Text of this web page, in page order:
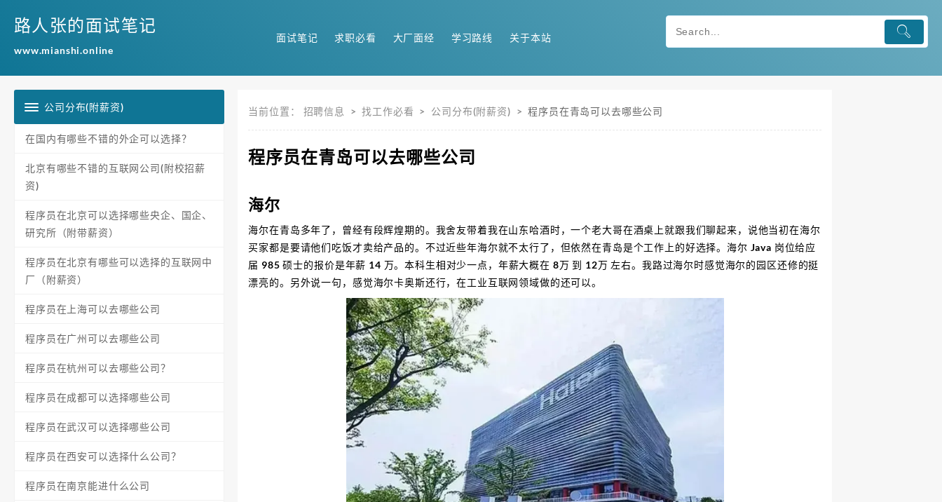
路人张的面试笔记
www.mianshi.online
面试笔记 求职必看 大厂面经 学习路线 关于本站
公司分布(附薪资)
在国内有哪些不错的外企可以选择？
北京有哪些不错的互联网公司(附校招薪
资)
程序员在北京可以选择哪些央企、国企、
研究所（附带薪资）
程序员在北京有哪些可以选择的互联网中
厂（附薪资）
程序员在上海可以去哪些公司
程序员在广州可以去哪些公司
程序员在杭州可以去哪些公司？
程序员在成都可以选择哪些公司
程序员在武汉可以选择哪些公司
程序员在西安可以选择什么公司？
程序员在南京能进什么公司
当前位置： 招聘信息 >找工作必看 > 公司分布(附薪资) >程序员在青岛可以去哪些公司
程序员在青岛可以去哪些公司
海尔
海尔在青岛多年了，曾经有段辉煌期的。我舍友带着我在山东哈酒时，一个老大哥在酒桌上就跟我们聊起来，说他当初在海尔
买家都是要请他们吃饭才卖给产品的。不过近些年海尔就不太行了，但依然在青岛是个工作上的好选择。海尔 Java 岗位给应
届 985 硕士的报价是年薪 14 万。本科生相对少一点，年薪大概在 8万 到 12万 左右。我路过海尔时感觉海尔的园区还修的挺
漂亮的。另外说一句，感觉海尔卡奥斯还行，在工业互联网领域做的还可以。